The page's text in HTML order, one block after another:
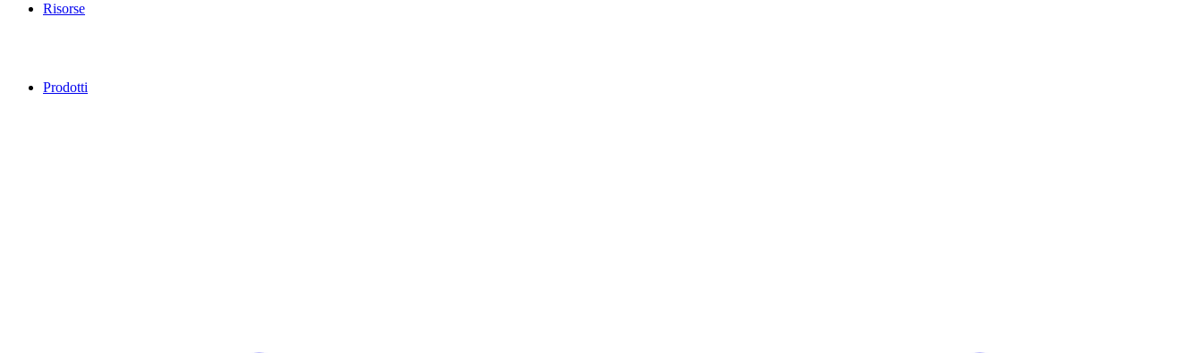
Risorse
Prodotti